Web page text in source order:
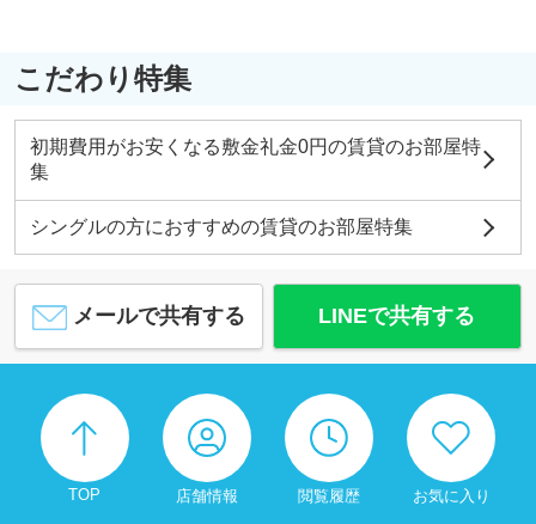
こだわり特集
初期費用がお安くなる敷金礼金0円の賃貸のお部屋特
集
シングルの方におすすめの賃貸のお部屋特集
メールで共有する LINEで共有する
TOP 店舗情報 閲覧履歴 お気に入り